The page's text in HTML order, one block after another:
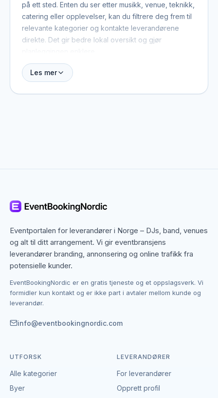
på ett sted. Enten du ser etter musikk, venue, teknikk,
catering eller opplevelser, kan du filtrere deg frem til
relevante kategorier og kontakte leverandørene
direkte. Det gir bedre lokal oversikt og gjør
Tromsø har et levende eventmiljø med leverandører
Kategoriene gir en rask oversikt: DJs og band til
underholdere til opplevelsene gjestene husker. På
leverandørene som aktivt dekker området.
Kontakten skjer direkte mellom deg og leverandøren
– EventBookingNordic tar verken provisjon eller
leverandører i Tromsø, innhente tilbud og gjøre
avtalen i ditt eget tempo uten mellomledd. Er du
opprette en gratis profil.
Les mer
Eventportalen for leverandører i Norge – DJs, band, venues
og alt til ditt arrangement. Vi gir eventbransjens
leverandører branding, annonsering og online trafikk fra
potensielle kunder.
EventBookingNordic er en gratis tjeneste og et oppslagsverk. Vi
formidler kun kontakt og er ikke part i avtaler mellom kunde og
leverandør.
info@eventbookingnordic.com
UTFORSK
Alle kategorier
Byer
LEVERANDØRER
For leverandører
Opprett profil